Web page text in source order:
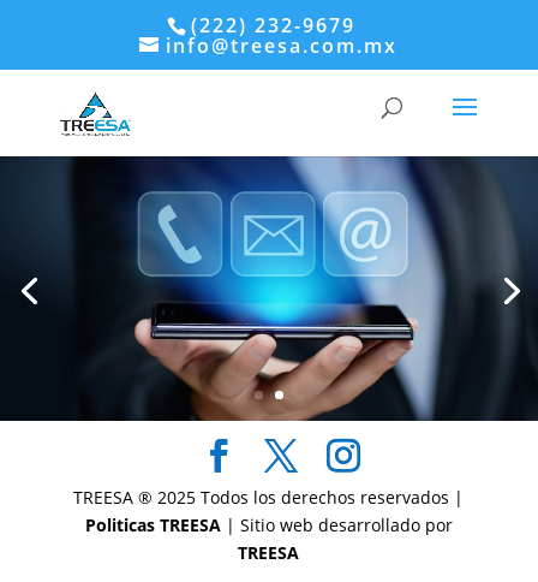
(222) 232-9679
info@treesa.com.mx
Ahora, dale seguimiento y
manten comunicacion con el
Cliente !
Click para continuar
TREESA ® 2025 Todos los derechos reservados |
Politicas TREESA | Sitio web desarrollado por
TREESA